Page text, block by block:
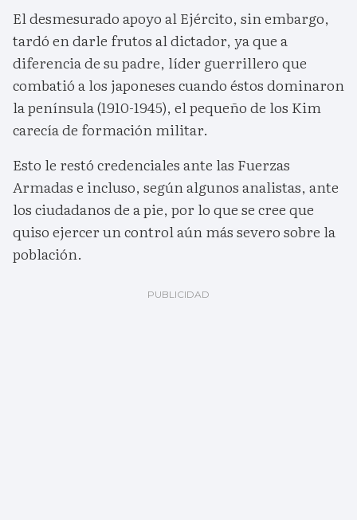
El desmesurado apoyo al Ejército, sin embargo,
tardó en darle frutos al dictador, ya que a
diferencia de su padre, líder guerrillero que
combatió a los japoneses cuando éstos dominaron
la península (1910-1945), el pequeño de los Kim
carecía de formación militar.
Esto le restó credenciales ante las Fuerzas
Armadas e incluso, según algunos analistas, ante
los ciudadanos de a pie, por lo que se cree que
quiso ejercer un control aún más severo sobre la
población.